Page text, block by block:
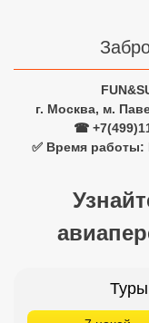
г. Москва, м.
☎
✅ Время работы: